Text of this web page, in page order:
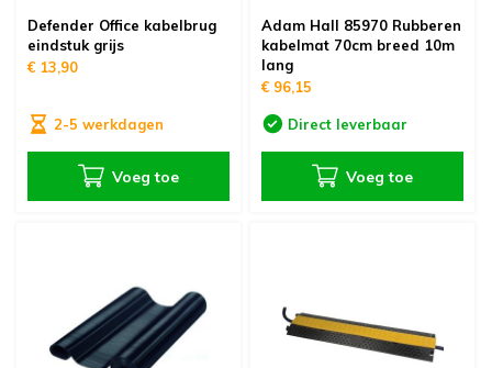
Defender Office kabelbrug
eindstuk grijs
€ 13,90
2-5 werkdagen
Voeg toe
Adam Hall 85970 Rubberen
kabelmat 70cm breed 10m
lang
€ 96,15
Direct leverbaar
Voeg toe